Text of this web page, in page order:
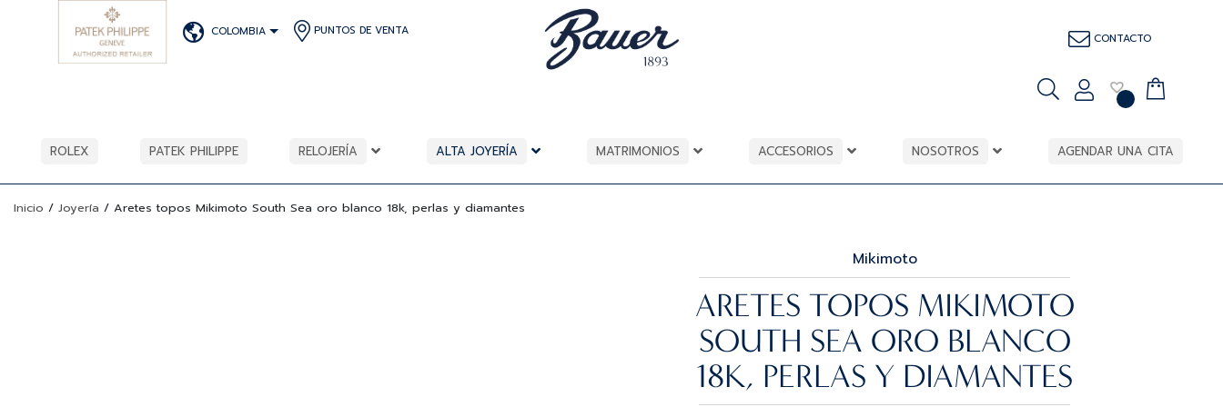
COLOMBIA PUNTOS DE VENTA
CONTACTO
ROLEX PATEK PHILIPPE RELOJERÍA ALTA JOYERÍA MATRIMONIOS ACCESORIOS NOSOTROS AGENDAR UNA CITA
Inicio / Joyería / Aretes topos Mikimoto South Sea oro blanco 18k, perlas y diamantes
Mikimoto
ARETES TOPOS MIKIMOTO
SOUTH SEA ORO BLANCO
18K, PERLAS Y DIAMANTES